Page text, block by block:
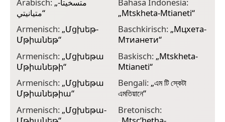
متيانيتي“
Armenisch: „Մցխեթ-
Մթիանեթ“
Armenisch: „Մցխեթա
Մթիանեթի“
Armenisch: „Մցխեթա
Մթիանեթիա“
Armenisch: „Մցխեթա-
„Mtskheta-Mtianeti“
Baschkirisch: „Мцхета-
Мтианети“
Baskisch: „Mtskheta-
Mtianeti“
Bengali: „এম টি স্কেটা
এমতিয়ানে“
Bretonisch: